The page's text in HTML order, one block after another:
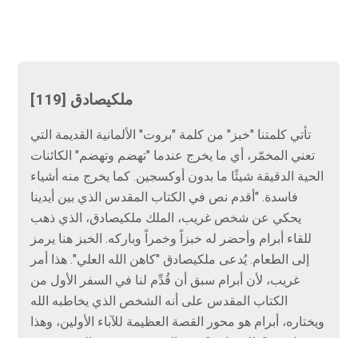
[119] ملكيصادق
تأتي كلمتنا "خبز" من كلمة "بروت" الألمانية القديمة التي
تعني المخمّر، أي ما يخرج عندما "تهضم وتهضم" الكائنات
الحية الدقيقة شيئًا ما بدون أوكسجين. كما يخرج منه أشياء
فاسدة. "أقدم نص في الكتاب المقدس الذي بين أيدينا
يحكي عن شخص غريب، الملك ملكيصادق، الذي ذهب
للقاء أبرام وأحضر له خبزاً وخمراً وباركه. الخبز هنا يرمز
إلى الطعام. يُدعى ملكيصادق "كاهن الله العلي". هذا أمر
غريب، لأن أبرام سبق أن قُدِّم لنا في السفر الأول من
الكتاب المقدس على أنه الشخص الذي يخاطبه الله
ويختاره، أبرام هو محور القصة العظيمة للآباء الأولين، وهذا